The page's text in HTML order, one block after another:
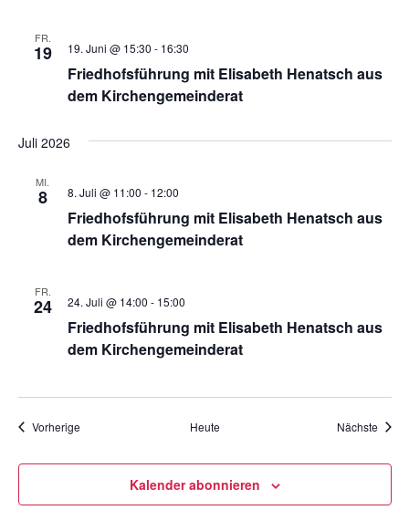
FR.
19
Friedhofsführung mit Elisabeth Henatsch aus
dem Kirchengemeinderat
19. Juni @ 15:30 - 16:30
Juli 2026
MI.
8
Friedhofsführung mit Elisabeth Henatsch aus
dem Kirchengemeinderat
8. Juli @ 11:00 - 12:00
FR.
24
Friedhofsführung mit Elisabeth Henatsch aus
dem Kirchengemeinderat
24. Juli @ 14:00 - 15:00
VorherigeVeranstaltungen Heute Nächste
Kalender abonnieren